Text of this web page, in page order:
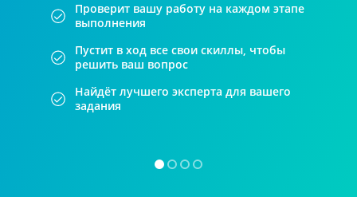
Проверит вашу работу на каждом этапе
выполнения
Пустит в ход все свои скиллы, чтобы
решить ваш вопрос
Найдёт лучшего эксперта для вашего
задания